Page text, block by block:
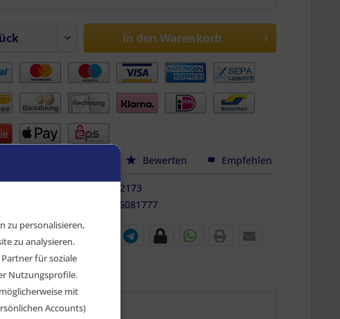
In den Warenkorb
Bewerten Empfehlen
FZ-AF-12173
9010486081777
zu personalisieren,
zu analysieren.
für soziale
Nutzungsprofile.
mit
Accounts)